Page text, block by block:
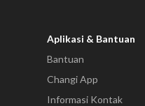
Aplikasi & Bantuan
Bantuan
Changi App
Informasi Kontak